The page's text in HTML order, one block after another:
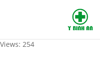
Views: 254